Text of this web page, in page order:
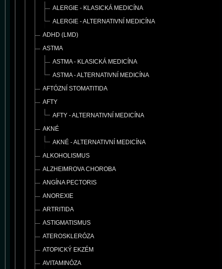
ALERGIE - KLASICKÁ MEDICÍNA
ALERGIE - ALTERNATIVNÍ MEDICÍNA
ADHD (LMD)
ASTMA
ASTMA - KLASICKÁ MEDICÍNA
ASTMA - ALTERNATIVNÍ MEDICÍNA
AFTÓZNÍ STOMATITIDA
AFTY
AFTY - ALTERNATIVNÍ MEDICÍNA
AKNÉ
AKNÉ - ALTERNATIVNÍ MEDICÍNA
ALKOHOLISMUS
ALZHEIMROVA CHOROBA
ANGÍNA PECTORIS
ANOREXIE
ARTRITIDA
ASTIGMATISMUS
ATEROSKLERÓZA
ATOPICKÝ EKZÉM
AVITAMINÓZA